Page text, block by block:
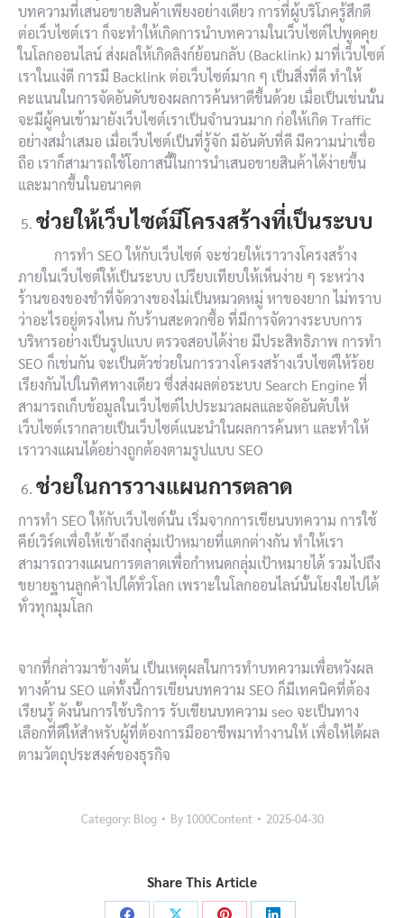
บทความที่เสนอขายสินค้าเพียงอย่างเดียว การที่ผู้บริโภครู้สึกดี
ต่อเว็บไซต์เรา ก็จะทำให้เกิดการนำบทความในเว็บไซต์ไปพูดคุย
ในโลกออนไลน์ ส่งผลให้เกิดลิงก์ย้อนกลับ (Backlink) มาที่เว็บไซต์
เราในแง่ดี การมี Backlink ต่อเว็บไซต์มาก ๆ เป็นสิ่งที่ดี ทำให้
คะแนนในการจัดอันดับของผลการค้นหาดีขึ้นด้วย เมื่อเป็นเช่นนั้น
จะมีผู้คนเข้ามายังเว็บไซต์เราเป็นจำนวนมาก ก่อให้เกิด Traffic
อย่างสม่ำเสมอ เมื่อเว็บไซต์เป็นที่รู้จัก มีอันดับที่ดี มีความน่าเชื่อ
ถือ เราก็สามารถใช้โอกาสนี้ในการนำเสนอขายสินค้าได้ง่ายขึ้น
และมากขึ้นในอนาคต
ช่วยให้เว็บไซต์มีโครงสร้างที่เป็นระบบ
การทำ SEO ให้กับเว็บไซต์ จะช่วยให้เราวางโครงสร้าง
ภายในเว็บไซต์ให้เป็นระบบ เปรียบเทียบให้เห็นง่าย ๆ ระหว่าง
ร้านของของชำที่จัดวางของไม่เป็นหมวดหมู่ หาของยาก ไม่ทราบ
ว่าอะไรอยู่ตรงไหน กับร้านสะดวกซื้อ ที่มีการจัดวางระบบการ
บริหารอย่างเป็นรูปแบบ ตรวจสอบได้ง่าย มีประสิทธิภาพ การทำ
SEO ก็เช่นกัน จะเป็นตัวช่วยในการวางโครงสร้างเว็บไซต์ให้ร้อย
เรียงกันไปในทิศทางเดียว ซึ่งส่งผลต่อระบบ Search Engine ที่
สามารถเก็บข้อมูลในเว็บไซต์ไปประมวลผลและจัดอันดับให้
เว็บไซต์เรากลายเป็นเว็บไซต์แนะนำในผลการค้นหา และทำให้
เราวางแผนได้อย่างถูกต้องตามรูปแบบ SEO
ช่วยในการวางแผนการตลาด
การทำ SEO ให้กับเว็บไซต์นั้น เริ่มจากการเขียนบทความ การใช้
คีย์เวิร์ดเพื่อให้เข้าถึงกลุ่มเป้าหมายที่แตกต่างกัน ทำให้เรา
สามารถวางแผนการตลาดเพื่อกำหนดกลุ่มเป้าหมายได้ รวมไปถึง
ขยายฐานลูกค้าไปได้ทั่วโลก เพราะในโลกออนไลน์นั้นโยงใยไปได้
ทั่วทุกมุมโลก
จากที่กล่าวมาข้างต้น เป็นเหตุผลในการทำบทความเพื่อหวังผล
ทางด้าน SEO แต่ทั้งนี้การเขียนบทความ SEO ก็มีเทคนิคที่ต้อง
เรียนรู้ ดังนั้นการใช้บริการ รับเขียนบทความ seo จะเป็นทาง
เลือกที่ดีให้สำหรับผู้ที่ต้องการมืออาชีพมาทำงานให้ เพื่อให้ได้ผล
ตามวัตถุประสงค์ของธุรกิจ
Category: Blog By 1000Content 2025-04-30
Share This Article